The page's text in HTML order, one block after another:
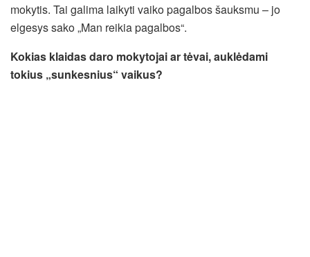
mokytis. Tai galima laikyti vaiko pagalbos šauksmu – jo
elgesys sako „Man reikia pagalbos“.
Kokias klaidas daro mokytojai ar tėvai, auklėdami
tokius „sunkesnius“ vaikus?